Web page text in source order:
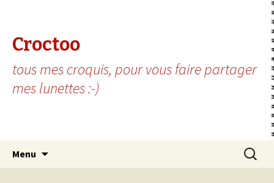
Croctoo
tous mes croquis, pour vous faire partager
mes lunettes :-)
Menu